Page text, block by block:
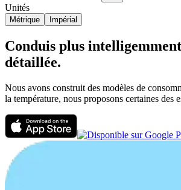
Unités
Métrique Impérial
Conduis plus
détaillée.
Nous avons construit des modèles de
la température, nous proposons certaines des